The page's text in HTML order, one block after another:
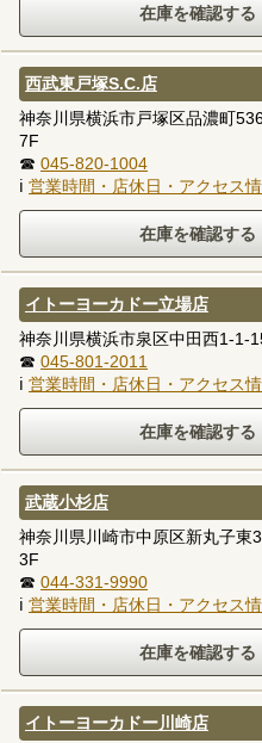
西武東戸塚S.C.店
神奈川県横浜市戸塚区品濃町
7F
☎ 045-820-1004
ℹ 営業時間・店休日・アクセス
イトーヨーカドー立場店
神奈川県横浜市泉区中田西1-1-
☎ 045-801-2011
ℹ 営業時間・店休日・アクセス
武蔵小杉店
神奈川県川崎市中原区新丸子
3F
☎ 044-331-9990
ℹ 営業時間・店休日・アクセス
イトーヨーカドー川崎店